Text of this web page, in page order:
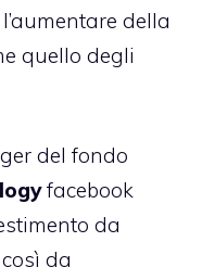
della
quello degli
del fondo
facebook
da
da